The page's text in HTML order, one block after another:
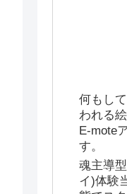
何もし
われる絵
E-mote
す。
魂主導
イ)体験